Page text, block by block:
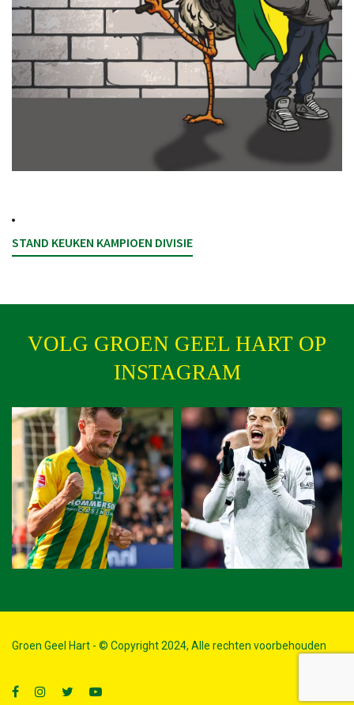
STAND KEUKEN KAMPIOEN DIVISIE
VOLG GROEN GEEL HART OP
INSTAGRAM
Groen Geel Hart - © Copyright 2024, Alle rechten voorbehouden